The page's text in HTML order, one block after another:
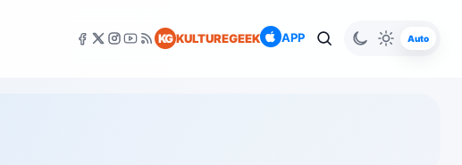
KG KULTUREGEEK APP Auto